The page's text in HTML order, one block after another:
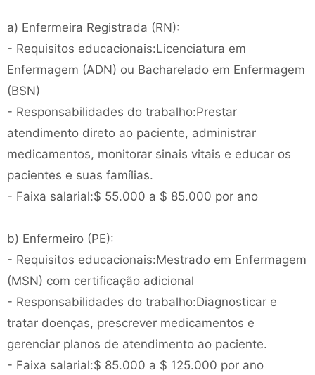
a) Enfermeira Registrada (RN):
- Requisitos educacionais:Licenciatura em
Enfermagem (ADN) ou Bacharelado em Enfermagem
(BSN)
- Responsabilidades do trabalho:Prestar
atendimento direto ao paciente, administrar
medicamentos, monitorar sinais vitais e educar os
pacientes e suas famílias.
- Faixa salarial:$ 55.000 a $ 85.000 por ano
b) Enfermeiro (PE):
- Requisitos educacionais:Mestrado em Enfermagem
(MSN) com certificação adicional
- Responsabilidades do trabalho:Diagnosticar e
tratar doenças, prescrever medicamentos e
gerenciar planos de atendimento ao paciente.
- Faixa salarial:$ 85.000 a $ 125.000 por ano